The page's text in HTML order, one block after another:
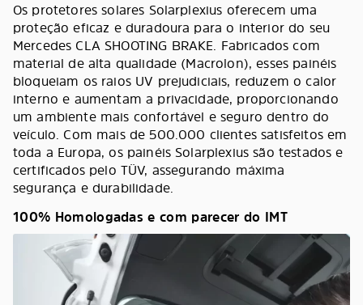
Os protetores solares Solarplexius oferecem uma
proteção eficaz e duradoura para o interior do seu
Mercedes CLA SHOOTING BRAKE. Fabricados com
material de alta qualidade (Macrolon), esses painéis
bloqueiam os raios UV prejudiciais, reduzem o calor
interno e aumentam a privacidade, proporcionando
um ambiente mais confortável e seguro dentro do
veículo. Com mais de 500.000 clientes satisfeitos em
toda a Europa, os painéis Solarplexius são testados e
certificados pelo TÜV, assegurando máxima
segurança e durabilidade.
100% Homologadas e com parecer do IMT